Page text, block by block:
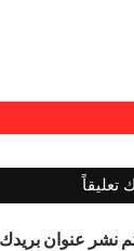
تعليقاً
نشر عنوان بريدك